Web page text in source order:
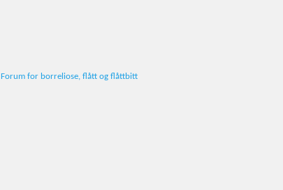
Forum for borreliose, flått og flåttbitt